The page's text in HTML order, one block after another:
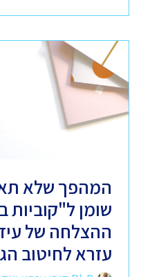
שומן ל"קוביות
ההצלחה של
עזרא לחיטוב